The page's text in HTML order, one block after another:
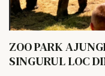
ZOO PARK
SINGURUL LOC